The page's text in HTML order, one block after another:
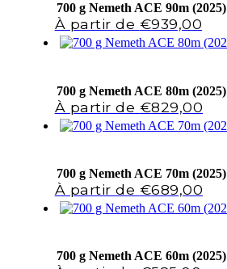
700 g Nemeth ACE 90m (2025)
€939,00
700 g Nemeth ACE 80m (2025)
€829,00
700 g Nemeth ACE 70m (2025)
€689,00
700 g Nemeth ACE 60m (2025)